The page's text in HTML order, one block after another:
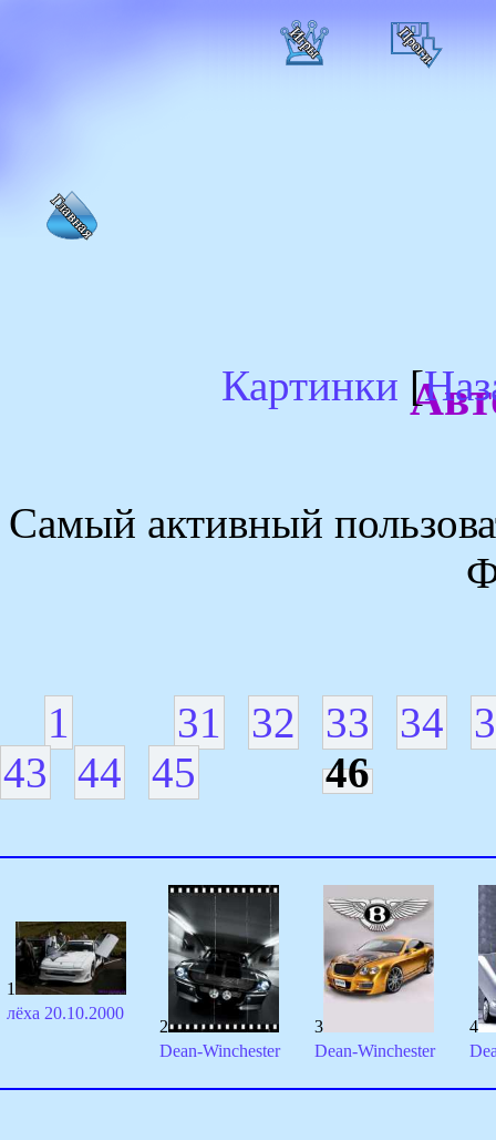
Картинки [
Самый активный
1 31 32 33 34
43
44 45 46
1
лёха 20.10.2000
2
Dean-Winchester
3
Dean-Winchester
4